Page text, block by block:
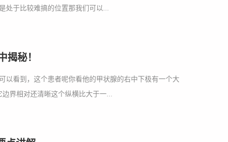
处于比较难搞的位置那我们可以...
揭秘！
以看到，这个患者呢你看他的甲状腺的右中下极有一个大
界相对还清晰这个纵横比大于一...